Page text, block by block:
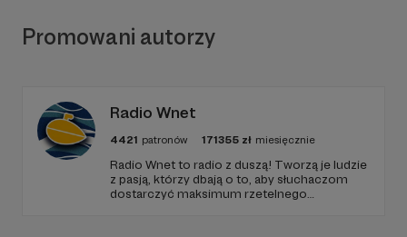
Promowani autorzy
Radio Wnet
4421 patronów 171355 zł miesięcznie
Radio Wnet to radio z duszą! Tworzą je ludzie
z pasją, którzy dbają o to, aby słuchaczom
dostarczyć maksimum rzetelnego